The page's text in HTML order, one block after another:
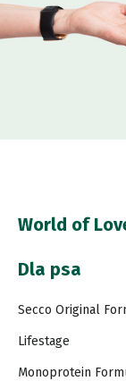
World of
Dla psa
Secco Original
Lifestage
Monoprotein